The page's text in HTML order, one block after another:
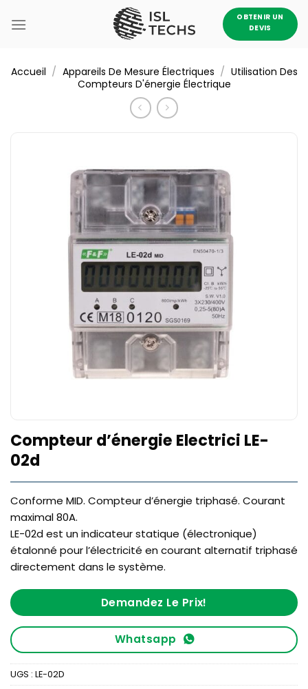
au
OBTENIR UN
DEVIS
Accueil / Appareils De Mesure Électriques / Utilisation Des
Compteurs D'énergie Électrique
Compteur d’énergie Electrici LE-
02d
Conforme MID. Compteur d’énergie triphasé. Courant
maximal 80A.
LE-02d est un indicateur statique (électronique)
étalonné pour l’électricité en courant alternatif triphasé
directement dans le système.
Demandez Le Prix!
Whatsapp
UGS : LE-02D